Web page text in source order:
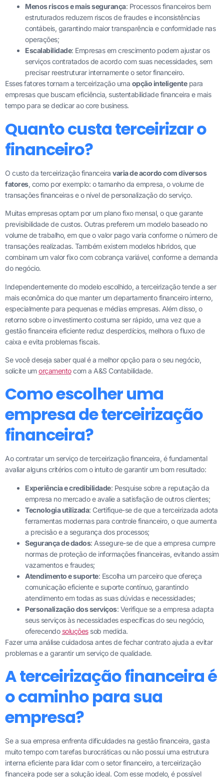
Menos riscos e mais segurança: Processos financeiros bem
estruturados reduzem riscos de fraudes e inconsistências
contábeis, garantindo maior transparência e conformidade nas
operações;
Escalabilidade: Empresas em crescimento podem ajustar os
serviços contratados de acordo com suas necessidades, sem
precisar reestruturar internamente o setor financeiro.
Esses fatores tornam a terceirização uma opção inteligentepara
empresas que buscam eficiência, sustentabilidade financeira e mais
tempo para se dedicar ao core business.
Quanto custa terceirizar o
financeiro?
O custo da terceirização financeira varia de acordo com diversos
fatores, como por exemplo: o tamanho da empresa, o volume de
transações financeiras e o nível de personalização do serviço.
Muitas empresas optam por um plano fixo mensal, o que garante
previsibilidade de custos. Outras preferem um modelo baseado no
volume de trabalho, em que o valor pago varia conforme o número de
transações realizadas. Também existem modelos híbridos, que
combinam um valor fixo com cobrança variável, conforme a demanda
do negócio.
Independentemente do modelo escolhido, a terceirização tende a ser
mais econômica do que manter um departamento financeiro interno,
especialmente para pequenas e médias empresas. Além disso, o
retorno sobre o investimento costuma ser rápido, uma vez que a
gestão financeira eficiente reduz desperdícios, melhora o fluxo de
caixa e evita problemas fiscais.
Se você deseja saber qual é a melhor opção para o seu negócio,
solicite umorçamentocom a A&S Contabilidade.
Como escolher uma
empresa de terceirização
financeira?
Ao contratar um serviço de terceirização financeira, é fundamental
avaliar alguns critérios com o intuito de garantir um bom resultado:
Experiência e credibilidade: Pesquise sobre a reputação da
empresa no mercado e avalie a satisfação de outros clientes;
Tecnologia utilizada: Certifique-se de que a terceirizada adota
ferramentas modernas para controle financeiro, o que aumenta
a precisão e a segurança dos processos;
Segurança de dados: Assegure-se de que a empresa cumpre
normas de proteção de informações financeiras, evitando assim
vazamentos e fraudes;
Atendimento e suporte: Escolha um parceiro que ofereça
comunicação eficiente e suporte contínuo, garantindo
atendimento em todas as suas dúvidas e necessidades;
Personalização dos serviços: Verifique se a empresa adapta
seus serviços às necessidades específicas do seu negócio,
oferecendo soluçõessob medida.
Fazer uma análise cuidadosa antes de fechar contrato ajuda a evitar
problemas e a garantir um serviço de qualidade.
A terceirização financeira é
o caminho para sua
empresa?
Se a sua empresa enfrenta dificuldades na gestão financeira, gasta
muito tempo com tarefas burocráticas ou não possui uma estrutura
interna eficiente para lidar com o setor financeiro, a terceirização
financeira pode ser a solução ideal. Com esse modelo, é possível